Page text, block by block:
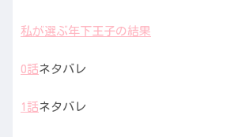
私が選ぶ年下王子の結果
0話ネタバレ
1話ネタバレ